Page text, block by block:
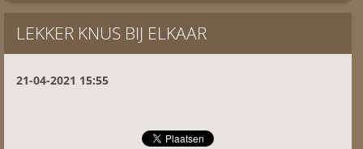
LEKKER KNUS BIJ ELKAAR
21-04-2021 15:55